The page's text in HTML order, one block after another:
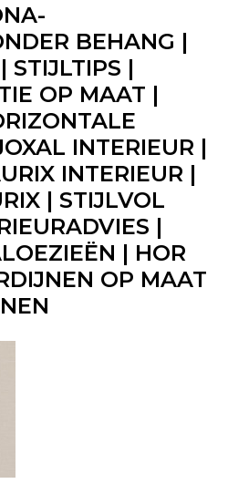
BEHANG |
STIJLTIPS |
OP MAAT |
INTERIEUR |
INTERIEUR |
| STIJLVOL
|
| HOR
OP MAAT